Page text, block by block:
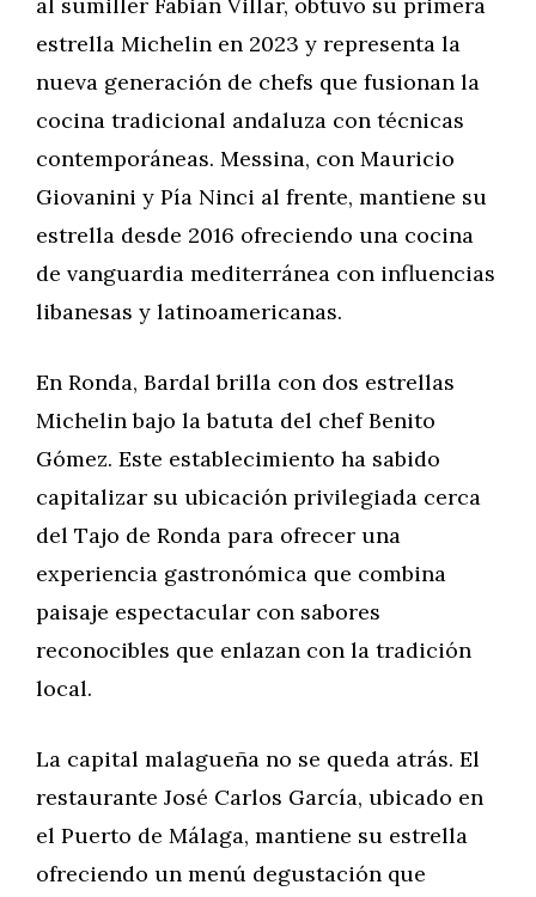
estrella Michelin en 2023 y representa la
nueva generación de chefs que fusionan la
cocina tradicional andaluza con técnicas
contemporáneas. Messina, con Mauricio
Giovanini y Pía Ninci al frente, mantiene su
estrella desde 2016 ofreciendo una cocina
de vanguardia mediterránea con influencias
libanesas y latinoamericanas.
En Ronda, Bardal brilla con dos estrellas
Michelin bajo la batuta del chef Benito
Gómez. Este establecimiento ha sabido
capitalizar su ubicación privilegiada cerca
del Tajo de Ronda para ofrecer una
experiencia gastronómica que combina
paisaje espectacular con sabores
reconocibles que enlazan con la tradición
local.
La capital malagueña no se queda atrás. El
restaurante José Carlos García, ubicado en
el Puerto de Málaga, mantiene su estrella
ofreciendo un menú degustación que